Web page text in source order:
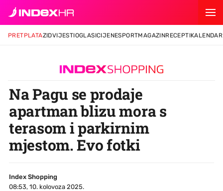
PRETPLATAZIDVIJESTIOGLASICIJENESPORTMAGAZINRECEPTIKALENDAR
Na Pagu se prodaje
apartman blizu mora s
terasom i parkirnim
mjestom. Evo fotki
Index Shopping
08:53, 10. kolovoza 2025.